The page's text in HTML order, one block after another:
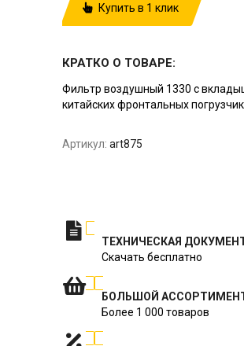
Купить в 1 клик
КРАТКО О ТОВАРЕ:
Фильтр воздушный 1330 с
китайских фронтальных
Артикул: art875
ТЕХНИЧЕСКАЯ
Скачать бесплатно
БОЛЬШОЙ
Более 1 000 товаров